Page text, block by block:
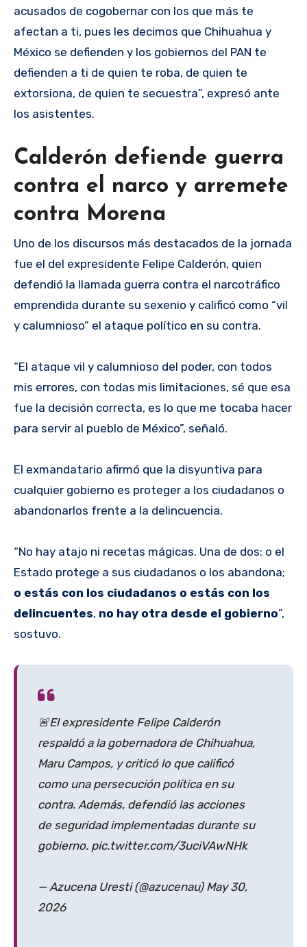
acusados de cogobernar con los que más te
afectan a ti, pues les decimos que Chihuahua y
México se defienden y los gobiernos del PAN te
defienden a ti de quien te roba, de quien te
extorsiona, de quien te secuestra”, expresó ante
los asistentes.
Calderón defiende guerra
contra el narco y arremete
contra Morena
Uno de los discursos más destacados de la jornada
fue el del expresidente Felipe Calderón, quien
defendió la llamada guerra contra el narcotráfico
emprendida durante su sexenio y calificó como “vil
y calumnioso” el ataque político en su contra.
“El ataque vil y calumnioso del poder, con todos
mis errores, con todas mis limitaciones, sé que esa
fue la decisión correcta, es lo que me tocaba hacer
para servir al pueblo de México”, señaló.
El exmandatario afirmó que la disyuntiva para
cualquier gobierno es proteger a los ciudadanos o
abandonarlos frente a la delincuencia.
“No hay atajo ni recetas mágicas. Una de dos: o el
Estado protege a sus ciudadanos o los abandona;
o estás con los ciudadanos o estás con los
delincuentes, no hay otra desde el gobierno”,
sostuvo.
🚨El expresidente Felipe Calderón
respaldó a la gobernadora de Chihuahua,
Maru Campos, y criticó lo que calificó
como una persecución política en su
contra. Además, defendió las acciones
de seguridad implementadas durante su
gobierno. pic.twitter.com/3uciVAwNHk
— Azucena Uresti (@azucenau) May 30,
2026